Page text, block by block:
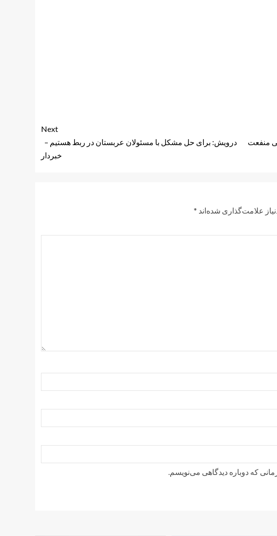
منفعت
Next
درویش: برای حل مشکل با مسئولان عربستان در ربط هستیم –
خبردار
علامت‌گذاری شده‌اند *
که دوباره دیدگاهی می‌نویسم.